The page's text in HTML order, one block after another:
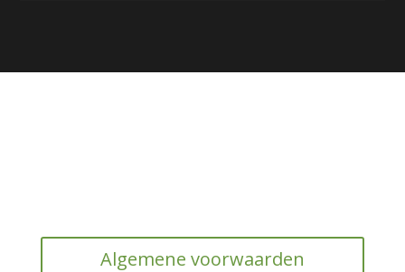
Algemene voorwaarden